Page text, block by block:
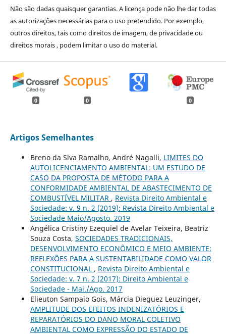
Não são dadas quaisquer garantias. A licença pode não lhe dar todas
as autorizações necessárias para o uso pretendido. Por exemplo,
outros direitos, tais como direitos de imagem, de privacidade ou
direitos morais , podem limitar o uso do material.
0 0 0
Artigos Semelhantes
Breno da Slva Ramalho, André Nagalli, LIMITES DO
AUTOLICENCIAMENTO AMBIENTAL: UM ESTUDO DE
CASO DA PROPOSTA DE MÉTODO PARA A
CONFORMIDADE AMBIENTAL DE ABASTECIMENTO DE
COMBUSTÍVEL MILITAR , Revista Direito Ambiental e
Sociedade: v. 9 n. 2 (2019): Revista Direito Ambiental e
Sociedade Maio/Agosto. 2019
Angélica Cristiny Ezequiel de Avelar Teixeira, Beatriz
Souza Costa, SOCIEDADES TRADICIONAIS,
DESENVOLVIMENTO ECONÔMICO E MEIO AMBIENTE:
REFLEXÕES PARA A SUSTENTABILIDADE COMO VALOR
CONSTITUCIONAL , Revista Direito Ambiental e
Sociedade: v. 7 n. 2 (2017): Direito Ambiental e
Sociedade - Mai./Ago. 2017
Elieuton Sampaio Gois, Márcia Dieguez Leuzinger,
AMPLITUDE DOS EFEITOS INDENIZATÓRIOS E
REPARATÓRIOS DO DANO MORAL COLETIVO
AMBIENTAL COMO EXPRESSÃO DO ESTADO DE